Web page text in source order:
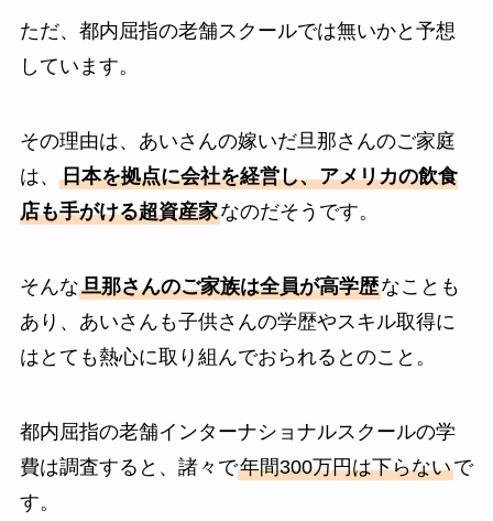
ただ、都内屈指の老舗スクールでは無いかと予想
しています。
その理由は、あいさんの嫁いだ旦那さんのご家庭
は、 日本を拠点に会社を経営し、アメリカの飲食
店も手がける超資産家なのだそうです。
そんな旦那さんのご家族は全員が高学歴なことも
あり、あいさんも子供さんの学歴やスキル取得に
はとても熱心に取り組んでおられるとのこと。
都内屈指の老舗インターナショナルスクールの学
費は調査すると、諸々で年間300万円は下らないで
す。